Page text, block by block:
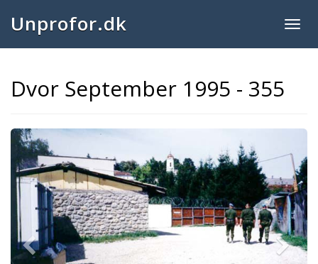
Unprofor.dk
Dvor September 1995 - 355
Previous